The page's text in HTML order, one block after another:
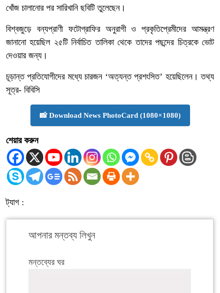
খোঁজ চালানোর পর সারিখানি ছবিটি তুলেছেন।
বিশ্বজুড়ে বন্যপ্রাণী ফটোগ্রাফির অনুরাগী ও প্রকৃতিপ্রেমীদের আমন্ত্রণ
জানানো হয়েছিল ২৫টি নির্বাচিত তালিকা থেকে তাদের পছন্দের চিত্রকে ভোট
দেওয়ার জন্য।
চূড়ান্ত প্রতিযোগীদের মধ্যে চারজন ‘অত্যন্ত প্রশংসিত’ হয়েছিলেন। তথ্য
সূত্র- বিবিসি
📸 Download News PhotoCard (1080×1080)
শেয়ার করুন
ট্যাগ :
আপনার মন্তব্য লিখুন
মন্তব্যের ঘর